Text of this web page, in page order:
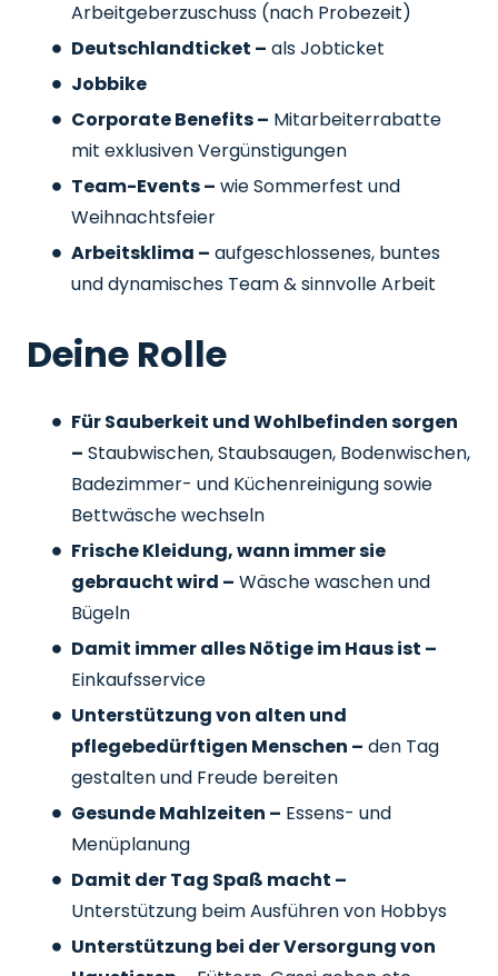
Arbeitgeberzuschuss (nach Probezeit)
Deutschlandticket – als Jobticket
Jobbike
Corporate Benefits – Mitarbeiterrabatte
mit exklusiven Vergünstigungen
Team-Events – wie Sommerfest und
Weihnachtsfeier
Arbeitsklima – aufgeschlossenes, buntes
und dynamisches Team & sinnvolle Arbeit
Deine Rolle
Für Sauberkeit und Wohlbefinden sorgen
– Staubwischen, Staubsaugen, Bodenwischen,
Badezimmer- und Küchenreinigung sowie
Bettwäsche wechseln
Frische Kleidung, wann immer sie
gebraucht wird – Wäsche waschen und
Bügeln
Damit immer alles Nötige im Haus ist –
Einkaufsservice
Unterstützung von alten und
pflegebedürftigen Menschen – den Tag
gestalten und Freude bereiten
Gesunde Mahlzeiten – Essens- und
Menüplanung
Damit der Tag Spaß macht –
Unterstützung beim Ausführen von Hobbys
Unterstützung bei der Versorgung von